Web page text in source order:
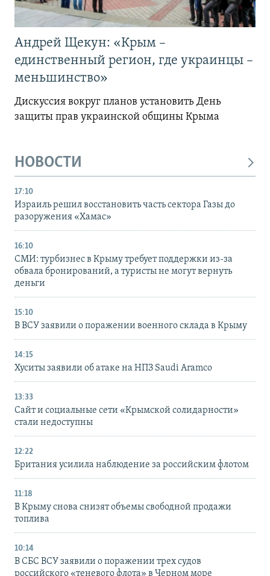
Андрей Щекун: «Крым –
единственный регион, где украинцы –
меньшинство»
Дискуссия вокруг планов установить День
защиты прав украинской общины Крыма
НОВОСТИ
17:10
Израиль решил восстановить часть сектора Газы до
разоружения «Хамас»
16:10
СМИ: турбизнес в Крыму требует поддержки из-за
обвала бронирований, а туристы не могут вернуть
деньги
15:10
В ВСУ заявили о поражении военного склада в Крыму
14:15
Хуситы заявили об атаке на НПЗ Saudi Aramco
13:33
Сайт и социальные сети «Крымской солидарности»
стали недоступны
12:22
Британия усилила наблюдение за российским флотом
11:18
В Крыму снова снизят объемы свободной продажи
топлива
10:14
В СБС ВСУ заявили о поражении трех судов
российского «теневого флота» в Черном море